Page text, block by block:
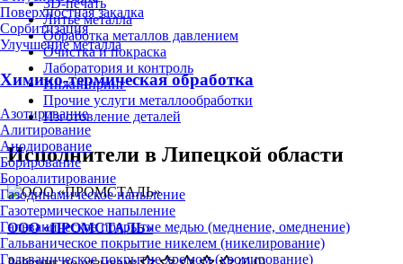
Поверхностная закалка
Сорбитизация
Улучшение металла
Химико-термическая обработка
Азотирование
Алитирование
Анодирование
Борирование
Бороалитирование
Газодинамическое напыление
Газотермическое напыление
Гальваническое покрытие медью (меднение, омеднение)
Гальваническое покрытие никелем (никелирование)
Гальваническое покрытие хромом (хромирование)
Литьё металла
Обработка металлов давлением
Очистка и покраска
Лаборатория и контроль
Инжиниринг
Прочие услуги металлообработки
Изготовление деталей
Исполнители в Липецкой области
ООО «ПРОМСТАЛЬ»